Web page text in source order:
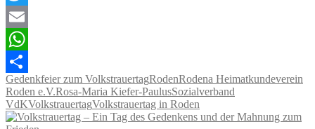
Twitter
Email
WhatsApp
Teilen
Gedenkfeier zum VolkstrauertagRodenRodena Heimatkundeverein
Roden e.V.Rosa-Maria Kiefer-PaulusSozialverband
VdKVolkstrauertagVolkstrauertag in Roden